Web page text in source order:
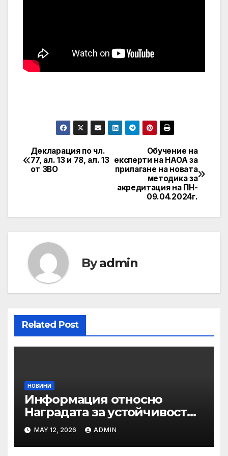
Post
navigation
Обучение на
експерти на НАОА за
прилагане на новата
методика за
акредитация на ПН-
09.04.2024г.
Декларация по чл.
77, ал. 13 и 78, ал. 13
от ЗВО
Byadmin
Related Post
НОВИНИ
Информация относно
Наградата за устойчивост
на ОАЕ „Зайед“
MAY 12, 2026 ADMIN